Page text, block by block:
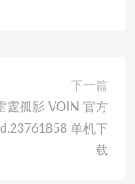
下一篇
霆孤影 VOIN 官方
单机下
载